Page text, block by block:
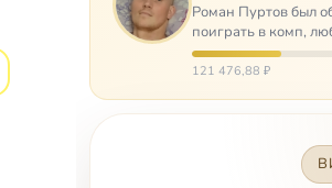
Роман Пуртов был
поиграть в комп,
автоаварии и тепе…
121 476,88 ₽